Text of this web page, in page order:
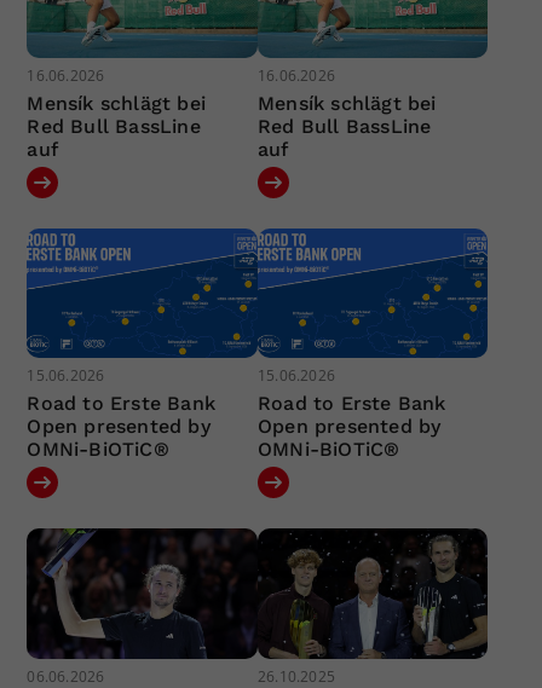
16.06.2026
Mensík schlägt bei
Red Bull BassLine
auf
16.06.2026
Mensík schlägt bei
Red Bull BassLine
auf
15.06.2026
Road to Erste Bank
Open presented by
OMNi-BiOTiC®
15.06.2026
Road to Erste Bank
Open presented by
OMNi-BiOTiC®
06.06.2026 26.10.2025